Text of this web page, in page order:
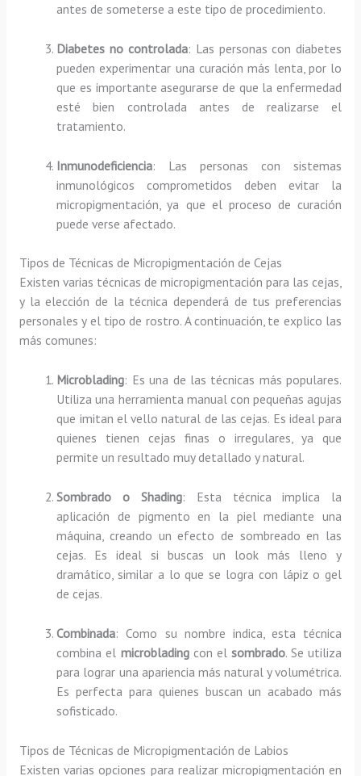
antes de someterse a este tipo de procedimiento.
Diabetes no controlada: Las personas con diabetes
pueden experimentar una curación más lenta, por lo
que es importante asegurarse de que la enfermedad
esté bien controlada antes de realizarse el
tratamiento.
Inmunodeficiencia: Las personas con sistemas
inmunológicos comprometidos deben evitar la
micropigmentación, ya que el proceso de curación
puede verse afectado.
Tipos de Técnicas de Micropigmentación de Cejas
Existen varias técnicas de micropigmentación para las cejas,
y la elección de la técnica dependerá de tus preferencias
personales y el tipo de rostro. A continuación, te explico las
más comunes:
Microblading: Es una de las técnicas más populares.
Utiliza una herramienta manual con pequeñas agujas
que imitan el vello natural de las cejas. Es ideal para
quienes tienen cejas finas o irregulares, ya que
permite un resultado muy detallado y natural.
Sombrado o Shading: Esta técnica implica la
aplicación de pigmento en la piel mediante una
máquina, creando un efecto de sombreado en las
cejas. Es ideal si buscas un look más lleno y
dramático, similar a lo que se logra con lápiz o gel
de cejas.
Combinada: Como su nombre indica, esta técnica
combina el microbladingcon el sombrado. Se utiliza
para lograr una apariencia más natural y volumétrica.
Es perfecta para quienes buscan un acabado más
sofisticado.
Tipos de Técnicas de Micropigmentación de Labios
Existen varias opciones para realizar micropigmentación en